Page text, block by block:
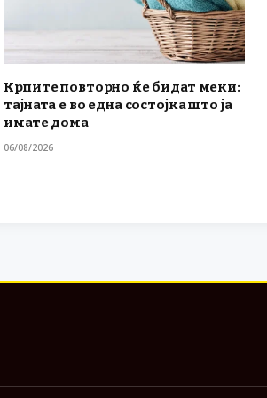
Крпите повторно ќе бидат меки:
тајната е во една состојка што ја
имате дома
06/08/2026